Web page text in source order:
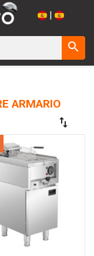
|
search
ARMARIO
swap_vert